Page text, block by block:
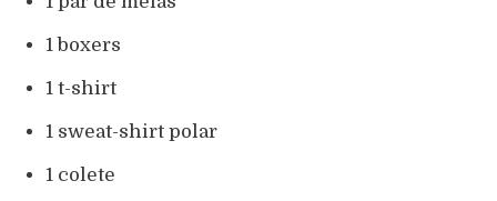
1 boxers
1 t-shirt
1 sweat-shirt polar
1 colete